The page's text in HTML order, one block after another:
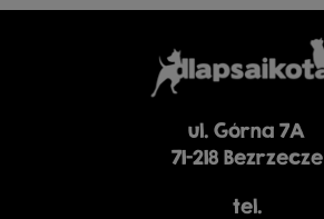
ul. Górna 7A
71-218 Bezrzecze
tel.